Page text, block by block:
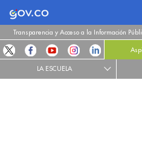
Logo Gobierno de
Transparencia y Acceso a la Información
LA ESCUELA